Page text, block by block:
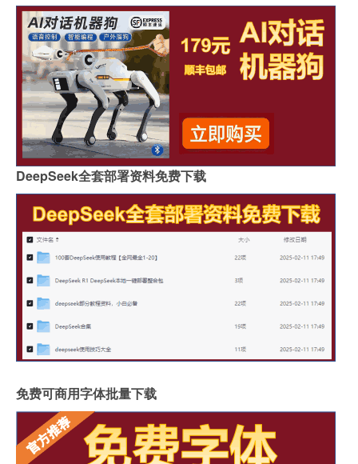
DeepSeek全套部署资料免费下载
免费可商用字体批量下载